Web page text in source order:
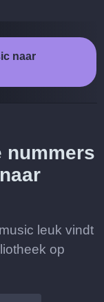
naar
nummers
leuk vindt
op